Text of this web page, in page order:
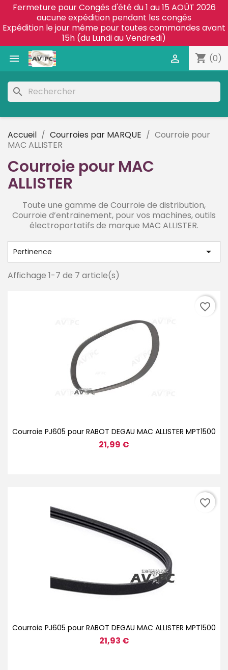
Fermeture pour Congés d'été du 1 au 15 AOÛT 2026
aucune expédition pendant les congés
Expédition le jour même pour toutes commandes avant
15h (du Lundi au Vendredi)
 shopping_cart (0)

search
Accueil Courroies par MARQUE
Courroie pour
MAC ALLISTER
Courroie pour MAC
ALLISTER
Toute une gamme de Courroie de distribution,
Courroie d’entrainement, pour vos machines, outils
électroportatifs de marque MAC ALLISTER.
Pertinence 
Affichage 1-7 de 7 article(s)
Courroie PJ605 pour RABOT DEGAU MAC ALLISTER MPT1500
21,99 €
favorite_border
Courroie PJ605 pour RABOT DEGAU MAC ALLISTER MPT1500
21,93 €
favorite_border